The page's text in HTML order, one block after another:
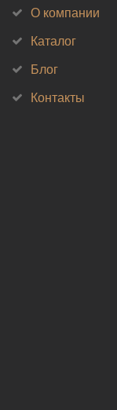
О компании
Каталог
Блог
Контакты